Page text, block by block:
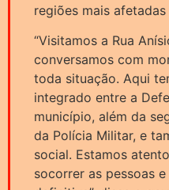
regiões mais
“Visitamos a Rua
conversamos com
toda situação. Aqui
integrado entre a
município, além da
da Polícia Militar, e
social. Estamos
socorrer as pessoas